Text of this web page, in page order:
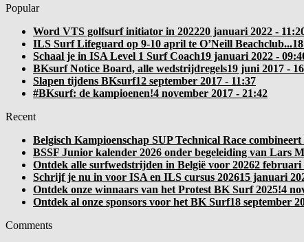
Popular
Word VTS golfsurf initiator in 202220 januari 2022 -
ILS Surf Lifeguard op 9-10 april te O’Neill Beachclub...
Schaal je in ISA Level 1 Surf Coach19 januari 2022 -
BKsurf Notice Board, alle wedstrijdregels19 juni 2017 -
Slapen tijdens BKsurf12 september 2017 - 11:37
#BKsurf: de kampioenen!4 november 2017 - 21:42
Recent
Belgisch Kampioenschap SUP Technical Race
BSSF Junior kalender 2026 onder begeleiding van Lars
Ontdek alle surfwedstrijden in België voor 20262 februari
Schrijf je nu in voor ISA en ILS cursus 202615 januari
Ontdek onze winnaars van het Protest BK Surf 2025!4
Ontdek al onze sponsors voor het BK Surf18 september
Comments